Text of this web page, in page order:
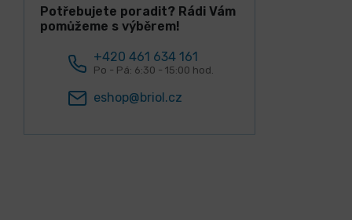
Potřebujete poradit? Rádi Vám
pomůžeme s výběrem!
+420 461 634 161
Po - Pá: 6:30 - 15:00 hod.
eshop@briol.cz